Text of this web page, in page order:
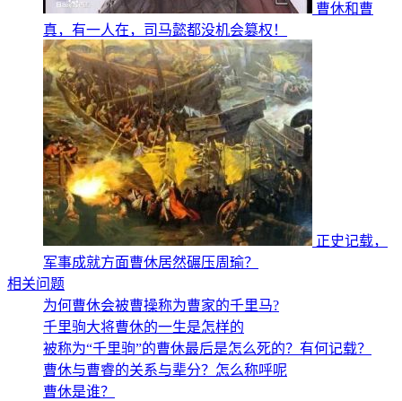
曹休和曹
真，有一人在，司马懿都没机会篡权！
正史记载，
军事成就方面曹休居然碾压周瑜？
相关问题
为何曹休会被曹操称为曹家的千里马?
千里驹大将曹休的一生是怎样的
被称为“千里驹”的曹休最后是怎么死的？有何记载？
曹休与曹睿的关系与辈分？怎么称呼呢
曹休是谁？